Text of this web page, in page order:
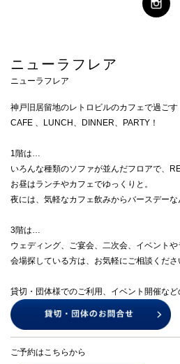
ニューラフレア
ニューラフレア
神戸旧居留地のレトロビルのカフェで過ごす
CAFE 、LUNCH、DINNER、PARTY！
1階は…
いろんな種類のソファが並んだフロアで、
お昼はランチやカフェでゆっくりと。
夜には、気軽なカフェ飲みからバースデーな
3階は…
ウェディング、ご宴会、二次会、イベント
会場探している方は、お気軽にご相談くださ
貸切・団体様でのご利用、イベント開催な
ご予約はこちらから